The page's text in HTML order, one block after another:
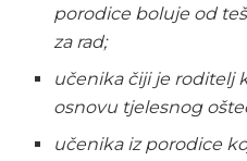
porodice boluje od
za rad;
učenika čiji je roditelj
osnovu tjelesnog
učenika iz porodice